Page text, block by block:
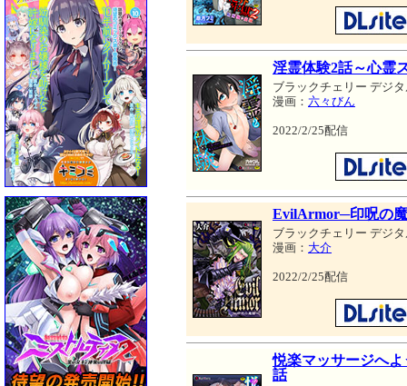
淫霊体験2話～心霊
ブラックチェリー デジ
漫画： 六々びん
2022/2/25配信
EvilArmor─印呪の
ブラックチェリー デジ
漫画： 大介
2022/2/25配信
悦楽マッサージへ
話